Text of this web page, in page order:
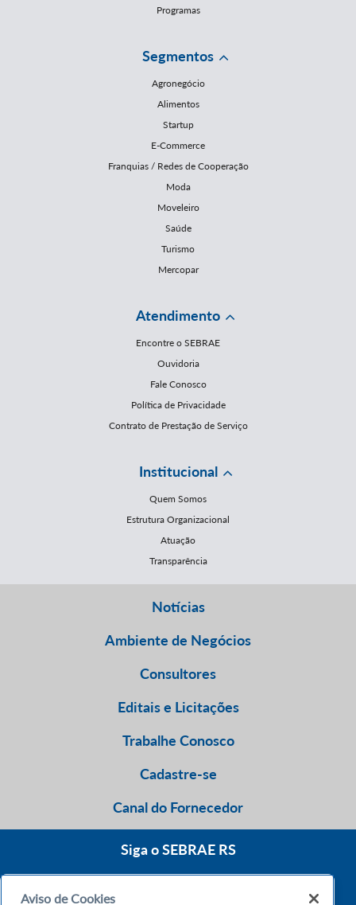
Programas
Segmentos
Agronegócio
Alimentos
Startup
E-Commerce
Franquias / Redes de Cooperação
Moda
Moveleiro
Saúde
Turismo
Mercopar
Atendimento
Encontre o SEBRAE
Ouvidoria
Fale Conosco
Política de Privacidade
Contrato de Prestação de Serviço
Institucional
Quem Somos
Estrutura Organizacional
Atuação
Transparência
Notícias
Ambiente de Negócios
Consultores
Editais e Licitações
Trabalhe Conosco
Cadastre-se
Canal do Fornecedor
Siga o SEBRAE RS
Aviso de Cookies